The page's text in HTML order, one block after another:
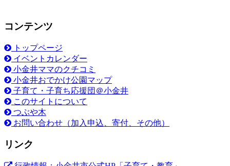
コンテンツ
トップページ
イベントカレンダー
小金井ママのクチコミ
小金井おでかけ公園マップ
子育て・子育ち応援団＠小金井
このサイトについて
つぶや木
お問い合わせ（加入申込、寄付、その他）
リンク